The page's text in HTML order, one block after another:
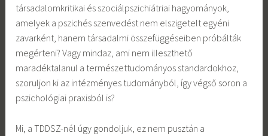
társadalomkritikai és szociálpszichiátriai hagyományok,
amelyek a pszichés szenvedést nem elszigetelt egyéni
zavarként, hanem társadalmi összefüggéseiben próbálták
megérteni? Vagy mindaz, ami nem illeszthető
maradéktalanul a természettudományos standardokhoz,
szoruljon ki az intézményes tudományból, így végső soron a
pszichológiai praxisból is?
Mi, a TDDSZ-nél úgy gondoljuk, ez nem pusztán a